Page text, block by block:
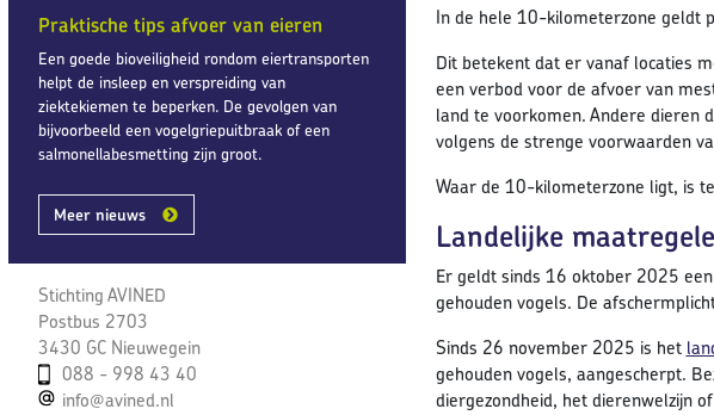
Praktische tips afvoer van eieren
Een goede bioveiligheid rondom eiertransporten
helpt de insleep en verspreiding van
ziektekiemen te beperken. De gevolgen van
bijvoorbeeld een vogelgriepuitbraak of een
salmonellabesmetting zijn groot.
Meer nieuws
Stichting AVINED
Postbus 2703
3430 GC Nieuwegein
088 - 998 43 40
info@avined.nl
In de hele 10-kilometerzone geldt
Dit betekent dat er vanaf locaties
een verbod voor de afvoer van
land te voorkomen. Andere dieren
volgens de strenge voorwaarden
Waar de 10-kilometerzone ligt, is
Landelijke
Er geldt sinds 16 oktober 2025 een
gehouden vogels. De
Sinds 26 november 2025 is het
gehouden vogels, aangescherpt.
diergezondheid, het dierenwelzijn